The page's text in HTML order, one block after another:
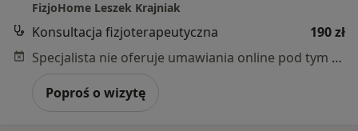
FizjoHome Leszek Krajniak
Konsultacja fizjoterapeutyczna
190 zł
Specjalista nie oferuje umawiania online pod tym adresem.
Poproś o wizytę